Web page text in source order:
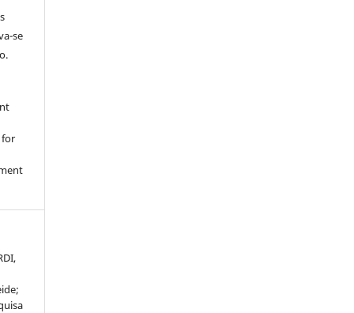
se
for